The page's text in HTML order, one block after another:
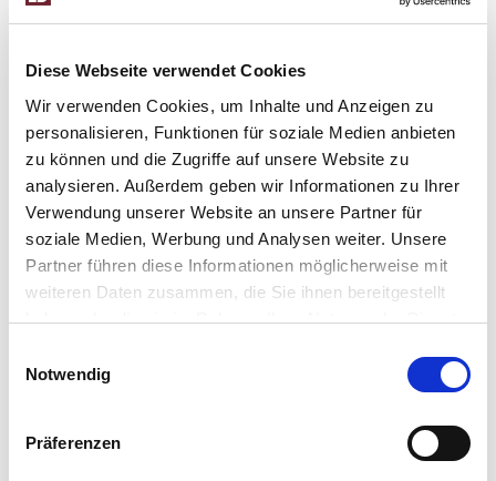
Diese Webseite verwendet Cookies
Wir verwenden Cookies, um Inhalte und Anzeigen zu
personalisieren, Funktionen für soziale Medien anbieten
zu können und die Zugriffe auf unsere Website zu
analysieren. Außerdem geben wir Informationen zu Ihrer
Verwendung unserer Website an unsere Partner für
soziale Medien, Werbung und Analysen weiter. Unsere
Partner führen diese Informationen möglicherweise mit
weiteren Daten zusammen, die Sie ihnen bereitgestellt
haben oder die sie im Rahmen Ihrer Nutzung der Dienste
Notwendig
Präferenzen
Gewinnspiel von Lagertechnik Becker
Mit der Teilnahme am Gewinnspiel akzeptiert der*die
Teilnehmer*in folgende Teilnahmebedingungen:
Veranstalter
Der Veranstalter des Gewinnspiels ist: Lagertechnik Becker
GmbH, Widdersche Straße 125, 47804 Krefeld,
Deutschland. Der Empfänger der bereitgestellten Daten ist
unter Punkt 4 „Datenschutzhinweise“.
2.1. Diese Bedingungen gelten für die Teilnahme am
Gewinnspiel. Die Teilnahme ist kostenlos und freiwillig.